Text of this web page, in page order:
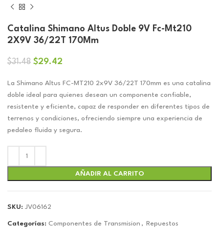
Catalina Shimano Altus Doble 9V Fc-Mt210
2X9V 36/22T 170Mm
$31.48 El
original
era:
$31.48.
$29.42
actual
es:
$29.42.
La Shimano Altus FC-MT210 2x9V 36/22T 170mm es una catalina
doble ideal para quienes desean un componente confiable,
resistente y eficiente, capaz de responder en diferentes tipos de
terrenos y condiciones, ofreciendo siempre una experiencia de
pedaleo fluida y segura.
AÑADIR AL CARRITO
SKU: JV06162
Categorías: Componentes de Transmision , Repuestos